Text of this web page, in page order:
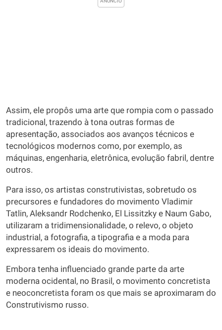
Assim, ele propôs uma arte que rompia com o passado
tradicional, trazendo à tona outras formas de
apresentação, associados aos avanços técnicos e
tecnológicos modernos como, por exemplo, as
máquinas, engenharia, eletrônica, evolução fabril, dentre
outros.
Para isso, os artistas construtivistas, sobretudo os
precursores e fundadores do movimento Vladimir
Tatlin, Aleksandr Rodchenko, El Lissitzky e Naum Gabo,
utilizaram a tridimensionalidade, o relevo, o objeto
industrial, a fotografia, a tipografia e a moda para
expressarem os ideais do movimento.
Embora tenha influenciado grande parte da arte
moderna ocidental, no Brasil, o movimento concretista
e neoconcretista foram os que mais se aproximaram do
Construtivismo russo.